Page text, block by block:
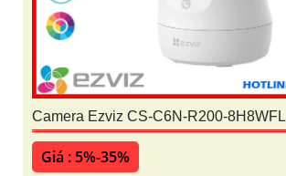
Camera Ezviz CS-C6N-R200-8H8WFL
Giá : 5%-35%